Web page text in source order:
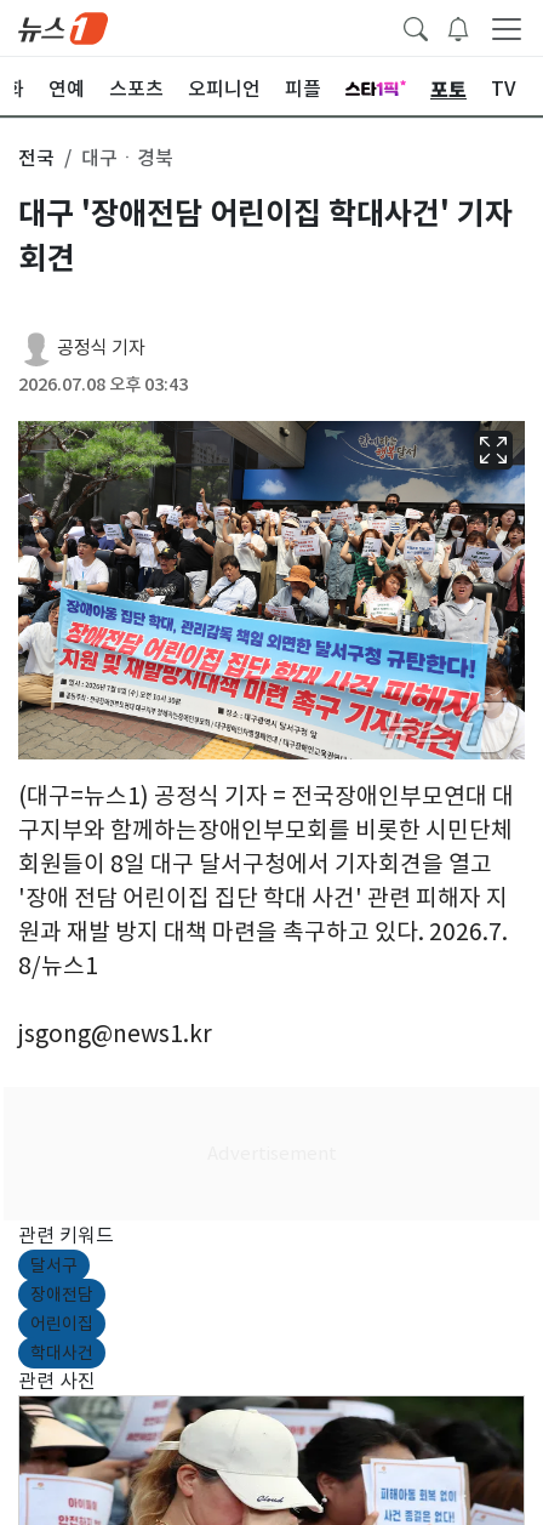
화 연예 스포츠 오피니언 피플 포토 TV
전국 대구ㆍ경북
대구 '장애전담 어린이집 학대사건' 기자
회견
공정식 기자
2026.07.08 오후 03:43
(대구=뉴스1) 공정식 기자 = 전국장애인부모연대 대
구지부와 함께하는장애인부모회를 비롯한 시민단체
회원들이 8일 대구 달서구청에서 기자회견을 열고
'장애 전담 어린이집 집단 학대 사건' 관련 피해자 지
원과 재발 방지 대책 마련을 촉구하고 있다. 2026.7.
8/뉴스1
jsgong@news1.kr
관련 키워드
달서구
장애전담
어린이집
학대사건
관련 사진